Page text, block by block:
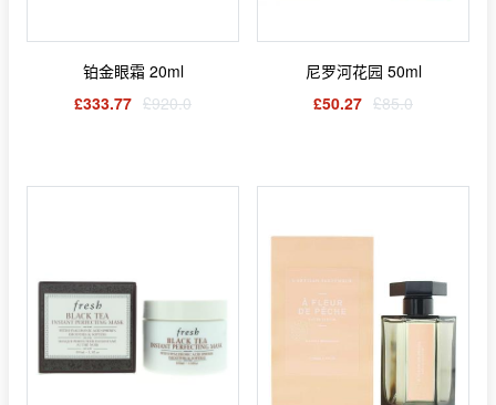
铂金眼霜 20ml
£333.77 £920.0
尼罗河花园 50ml
£50.27 £85.0